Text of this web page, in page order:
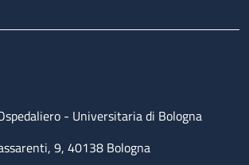
- Universitaria di Bologna
9, 40138 Bologna